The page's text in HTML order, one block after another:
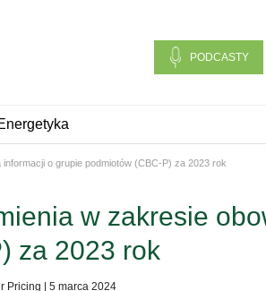
PODCASTY
o grupie podmiotów (CBC-P) za 2023 rok
w zakresie
za 2023 rok
Pricing 5 marca 2024